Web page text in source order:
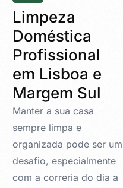
Limpeza
Doméstica
Profissional
em Lisboa e
Margem Sul
Manter a sua casa
sempre limpa e
organizada pode ser um
desafio, especialmente
com a correria do dia a